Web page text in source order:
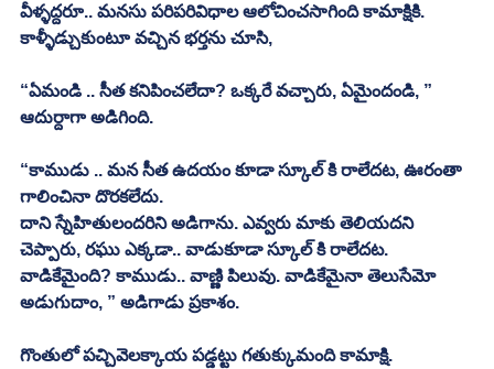
వీళ్ళద్దరూ.. మనసు పరిపరివిధాల ఆలోచించసాగింది కామాక్షికి.
కాళ్ళీడ్చుకుంటూ వచ్చిన భర్తను చూసి,
“ఏమండి .. సీత కనిపించలేదా? ఒక్కరే వచ్చారు, ఏమైందండి, ”
ఆదుర్దాగా అడిగింది.
“కాముడు .. మన సీత ఉదయం కూడా స్కూల్ కి రాలేదట, ఊరంతా
గాలించినా దొరకలేదు.
దాని స్నేహితులందరిని అడిగాను. ఎవ్వరు మాకు తెలియదని
చెప్పారు, రఘు ఎక్కడా.. వాడుకూడా స్కూల్ కి రాలేదట.
వాడికేమైంది? కాముడు.. వాణ్ణి పిలువు. వాడికేమైనా తెలుసేమో
అడుగుదాం, ” అడిగాడు ప్రకాశం.
గొంతులో పచ్చివెలక్కాయ పడ్డట్టు గతుక్కుమంది కామాక్షి.